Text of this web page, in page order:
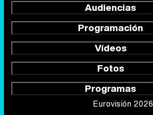
Audiencias
Programación
Vídeos
Fotos
Programas
Eurovisión 2026